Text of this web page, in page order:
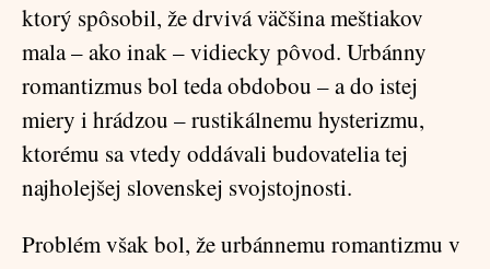
ktorý spôsobil, že drvivá väčšina meštiakov
mala – ako inak – vidiecky pôvod. Urbánny
romantizmus bol teda obdobou – a do istej
miery i hrádzou – rustikálnemu hysterizmu,
ktorému sa vtedy oddávali budovatelia tej
najholejšej slovenskej svojstojnosti.
Problém však bol, že urbánnemu romantizmu v